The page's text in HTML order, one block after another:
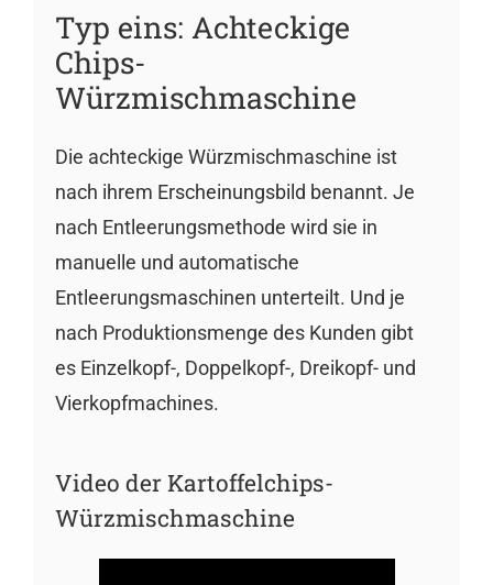
Typ eins: Achteckige
Chips-
Würzmischmaschine
Die achteckige Würzmischmaschine ist
nach ihrem Erscheinungsbild benannt. Je
nach Entleerungsmethode wird sie in
manuelle und automatische
Entleerungsmaschinen unterteilt. Und je
nach Produktionsmenge des Kunden gibt
es Einzelkopf-, Doppelkopf-, Dreikopf- und
Vierkopfmachines.
Video der Kartoffelchips-
Würzmischmaschine